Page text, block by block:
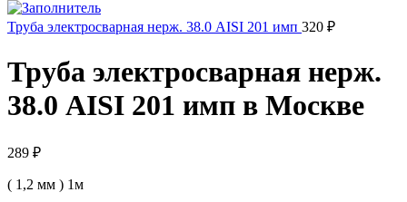
Труба электросварная нерж. 38.0 AISI 201 имп 320 ₽
Труба электросварная нерж.
38.0 AISI 201 имп в Москве
289 ₽
( 1,2 мм ) 1м